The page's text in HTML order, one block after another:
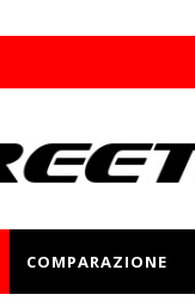
COMPARAZIONE